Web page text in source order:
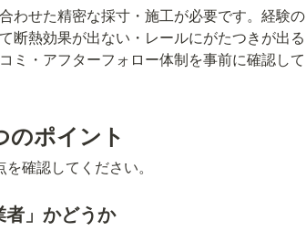
わせた精密な採寸・施工が必要です。経験の
断熱効果が出ない・レールにがたつきが出る
ミ・アフターフォロー体制を事前に確認して
のポイント
確認してください。
」かどうか